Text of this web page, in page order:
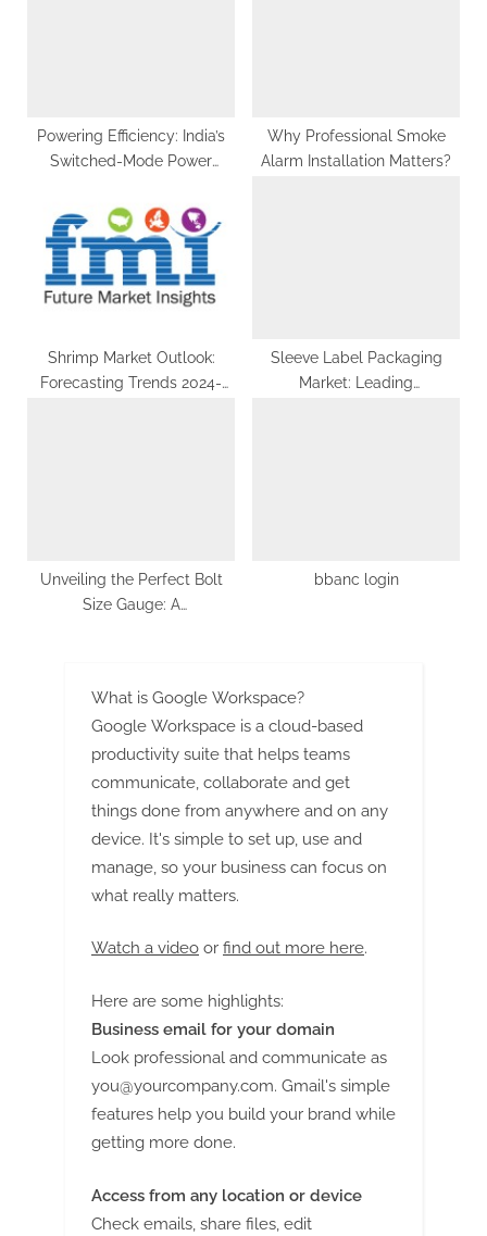
Powering Efficiency: India’s
Switched-Mode Power
in 2029
Why Professional Smoke
Alarm Installation Matters?
Shrimp Market Outlook:
Forecasting Trends 2024-
Sleeve Label Packaging
Market: Leading
Unveiling the Perfect Bolt
Size Gauge: A
bbanc login
What is Google Workspace?
Google Workspace is a cloud-based
productivity suite that helps teams
communicate, collaborate and get
things done from anywhere and on any
device. It's simple to set up, use and
manage, so your business can focus on
what really matters.
Watch a video or find out more here.
Here are some highlights:
Business email for your domain
Look professional and communicate as
you@yourcompany.com. Gmail's simple
features help you build your brand while
getting more done.
Access from any location or device
Check emails, share files, edit